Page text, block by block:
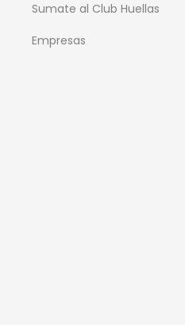
Sumate al Club Huellas
Empresas